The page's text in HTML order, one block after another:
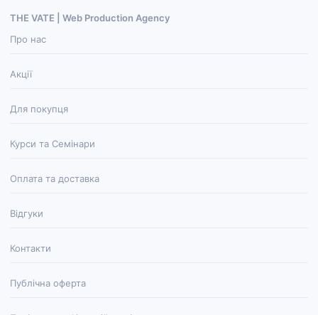
THE VATE | Web Production Agenсy
Про нас
Акції
Для покупця
Курси та Семінари
Оплата та доставка
Відгуки
Контакти
Публічна оферта